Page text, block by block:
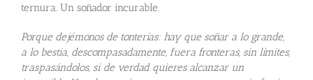
ternura. Un soñador incurable.
Porque dejémonos de tonterías: hay que soñar a lo grande,
a lo bestia, descompasadamente, fuera fronteras, sin límites,
traspasándolos, si de verdad quieres alcanzar un